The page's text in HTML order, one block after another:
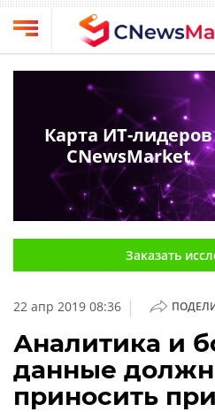
Выбрать
провайдера
Компании
обзоры
О
проекте
CNews
Аналитика
CNews
Конференции
Техника
Заказать
22 апр 2019 08:36 |
Аналитика и
данные
приносить
Карта ИТ-лидеров
CNewsMarket